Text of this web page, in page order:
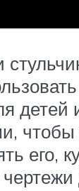
детей
его,